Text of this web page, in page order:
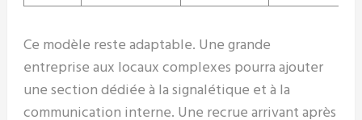
Ce modèle reste adaptable. Une grande
entreprise aux locaux complexes pourra ajouter
une section dédiée à la signalétique et à la
communication interne. Une recrue arrivant après